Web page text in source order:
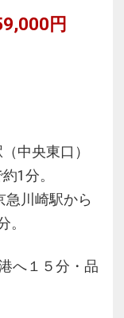
円
中央東口）
1分。
急川崎駅から
。
へ１５分・品
。全室WiFi